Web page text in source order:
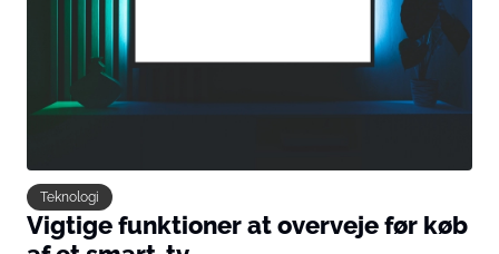
Teknologi
Vigtige funktioner at overveje før køb